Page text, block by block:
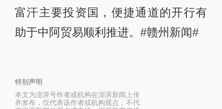
富汗主要投资国，便捷通道的开行有
助于中阿贸易顺利推进。#赣州新闻#
特别声明
本文为澎湃号作者或机构在澎湃新闻上传
并发布，仅代表该作者或机构观点，不代